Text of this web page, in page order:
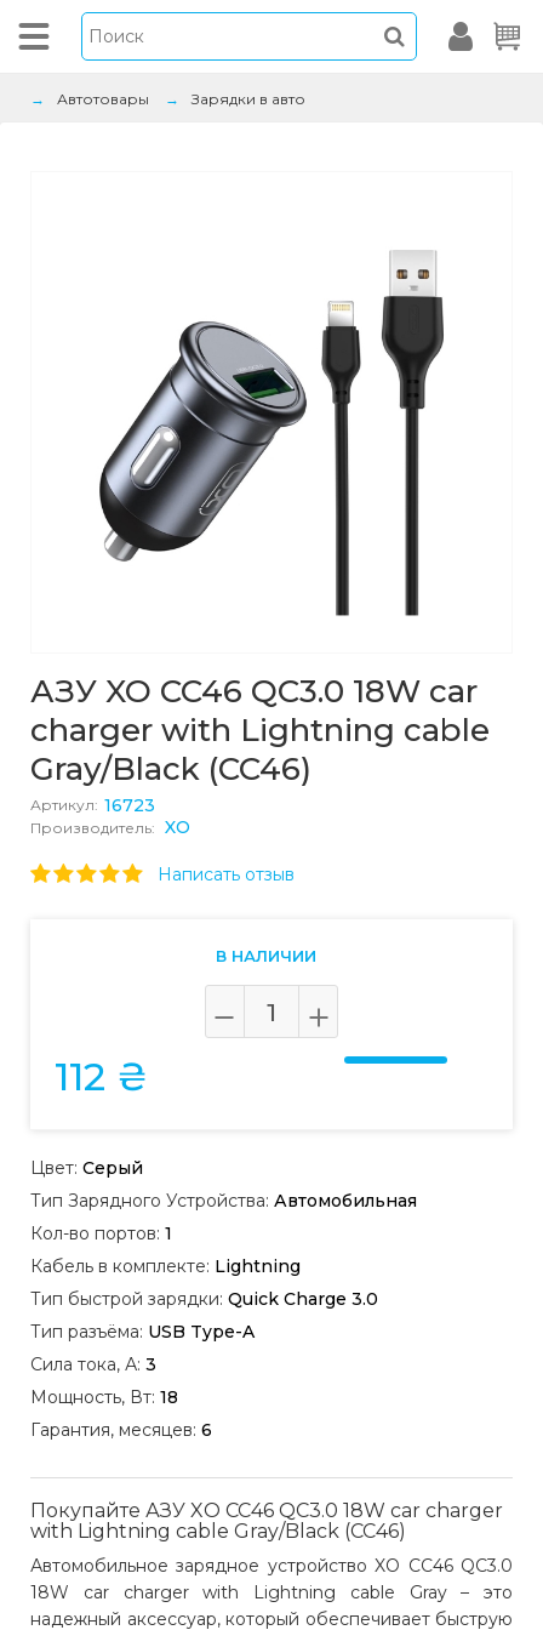
Автотовары Зарядки в авто
АЗУ XO CC46 QC3.0 18W car
charger with Lightning cable
Gray/Black (CC46)
Артикул: 16723
Производитель: XO
Написать отзыв
В НАЛИЧИИ
112 ₴
Цвет: Серый
Тип Зарядного Устройства: Автомобильная
Кол-во портов: 1
Кабель в комплекте: Lightning
Тип быстрой зарядки: Quick Charge 3.0
Тип разъёма: USB Type-A
Сила тока, А: 3
Мощность, Вт: 18
Гарантия, месяцев: 6
Покупайте АЗУ XO CC46 QC3.0 18W car charger
with Lightning cable Gray/Black (CC46)
Автомобильное зарядное устройство XO CC46 QC3.0
18W car charger with Lightning cable Gray – это
надежный аксессуар, который обеспечивает быструю